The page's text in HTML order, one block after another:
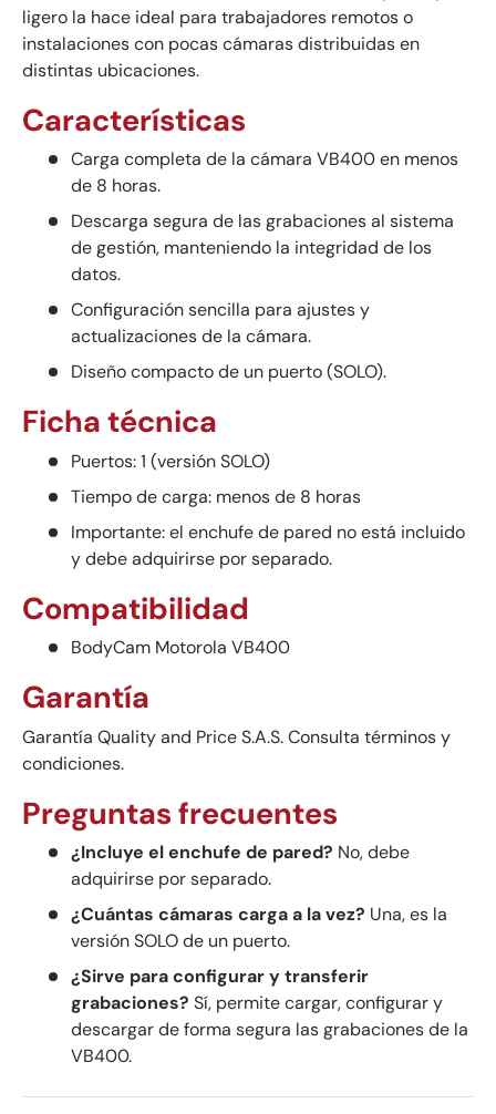
ligero la hace ideal para trabajadores remotos o
instalaciones con pocas cámaras distribuidas en
distintas ubicaciones.
Características
Carga completa de la cámara VB400 en menos
de 8 horas.
Descarga segura de las grabaciones al sistema
de gestión, manteniendo la integridad de los
datos.
Configuración sencilla para ajustes y
actualizaciones de la cámara.
Diseño compacto de un puerto (SOLO).
Ficha técnica
Puertos: 1 (versión SOLO)
Tiempo de carga: menos de 8 horas
Importante: el enchufe de pared no está incluido
y debe adquirirse por separado.
Compatibilidad
BodyCam Motorola VB400
Garantía
Garantía Quality and Price S.A.S. Consulta términos y
condiciones.
Preguntas frecuentes
¿Incluye el enchufe de pared? No, debe
adquirirse por separado.
¿Cuántas cámaras carga a la vez? Una, es la
versión SOLO de un puerto.
¿Sirve para configurar y transferir
grabaciones? Sí, permite cargar, configurar y
descargar de forma segura las grabaciones de la
VB400.